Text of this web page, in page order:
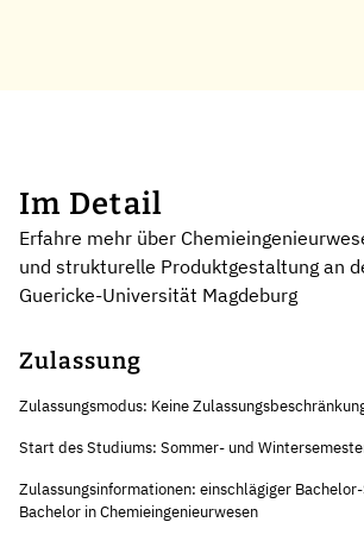
Im Detail
Erfahre mehr über
und strukturelle Produktgestaltung an
Guericke-Universität Magdeburg
Zulassung
Zulassungsmodus: Keine
Start des Studiums: Sommer- und
Zulassungsinformationen: einschlägiger
Bachelor in Chemieingenieurwesen